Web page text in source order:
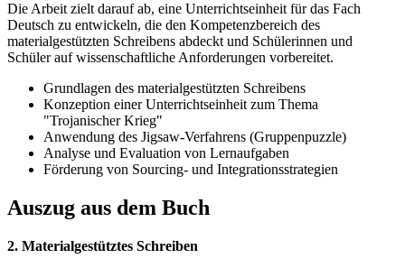
Die Arbeit zielt darauf ab, eine Unterrichtseinheit für das Fach
Deutsch zu entwickeln, die den Kompetenzbereich des
materialgestützten Schreibens abdeckt und Schülerinnen und
Schüler auf wissenschaftliche Anforderungen vorbereitet.
Grundlagen des materialgestützten Schreibens
Konzeption einer Unterrichtseinheit zum Thema
"Trojanischer Krieg"
Anwendung des Jigsaw-Verfahrens (Gruppenpuzzle)
Analyse und Evaluation von Lernaufgaben
Förderung von Sourcing- und Integrationsstrategien
Auszug aus dem Buch
2. Materialgestütztes Schreiben